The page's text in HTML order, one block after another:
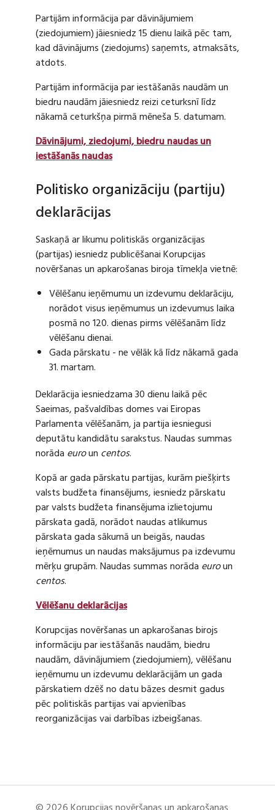
Partijām informācija par dāvinājumiem
(ziedojumiem) jāiesniedz 15 dienu laikā pēc tam,
kad dāvinājums (ziedojums) saņemts, atmaksāts,
atdots.
Partijām informācija par iestāšanās naudām un
biedru naudām jāiesniedz reizi ceturksnī līdz
nākamā ceturkšņa pirmā mēneša 5. datumam.
Dāvinājumi, ziedojumi, biedru naudas un
iestāšanās naudas
Politisko organizāciju (partiju)
deklarācijas
Saskaņā ar likumu politiskās organizācijas
(partijas) iesniedz publicēšanai Korupcijas
novēršanas un apkarošanas biroja tīmekļa vietnē:
Vēlēšanu ieņēmumu un izdevumu deklarāciju,
norādot visus ieņēmumus un izdevumus laika
posmā no 120. dienas pirms vēlēšanām līdz
vēlēšanu dienai.
Gada pārskatu - ne vēlāk kā līdz nākamā gada
31. martam.
Deklarācija iesniedzama 30 dienu laikā pēc
Saeimas, pašvaldības domes vai Eiropas
Parlamenta vēlēšanām, ja partija iesniegusi
deputātu kandidātu sarakstus. Naudas summas
norāda euroun centos.
Kopā ar gada pārskatu partijas, kurām piešķirts
valsts budžeta finansējums, iesniedz pārskatu
par valsts budžeta finansējuma izlietojumu
pārskata gadā, norādot naudas atlikumus
pārskata gada sākumā un beigās, naudas
ieņēmumus un naudas maksājumus pa izdevumu
mērķu grupām. Naudas summas norāda euroun
centos.
Vēlēšanu deklarācijas
Korupcijas novēršanas un apkarošanas birojs
informāciju par iestāšanās naudām, biedru
naudām, dāvinājumiem (ziedojumiem), vēlēšanu
ieņēmumu un izdevumu deklarācijām un gada
pārskatiem dzēš no datu bāzes desmit gadus
pēc politiskās partijas vai apvienības
reorganizācijas vai darbības izbeigšanas.